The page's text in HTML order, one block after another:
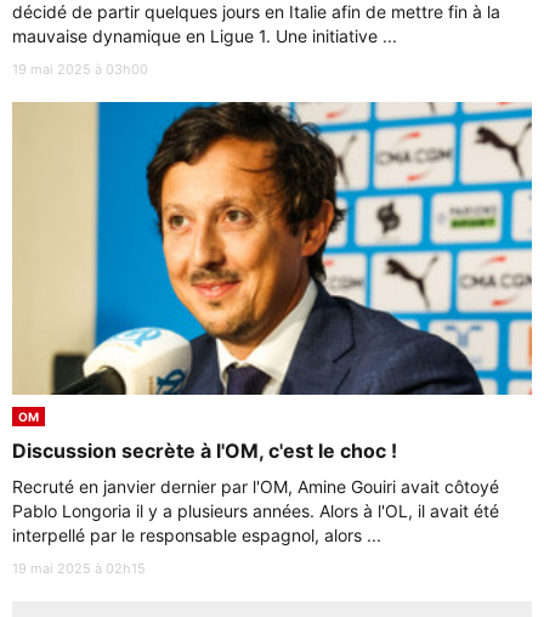
décidé de partir quelques jours en Italie afin de mettre fin à la
mauvaise dynamique en Ligue 1. Une initiative ...
19 mai 2025 à 03h00
OM
Discussion secrète à l'OM, c'est le choc !
Recruté en janvier dernier par l'OM, Amine Gouiri avait côtoyé
Pablo Longoria il y a plusieurs années. Alors à l'OL, il avait été
interpellé par le responsable espagnol, alors ...
19 mai 2025 à 02h15